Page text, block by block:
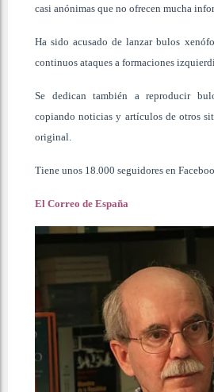
casi anónimas que no ofrecen mucha
Ha sido acusado de lanzar bulos
continuos ataques a formaciones
Se dedican también a reproducir
copiando noticias y artículos de otros
original.
Tiene unos 18.000 seguidores en
El Correo de España